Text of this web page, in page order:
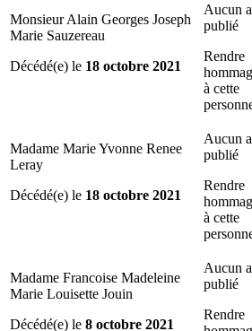
Monsieur Alain Georges Joseph
Marie Sauzereau
Décédé(e) le 18 octobre 2021
Aucun
publié
Rendre
à cette
Madame Marie Yvonne Renee
Leray
Décédé(e) le 18 octobre 2021
Aucun
publié
Rendre
à cette
Madame Francoise Madeleine
Marie Louisette Jouin
Décédé(e) le 8 octobre 2021
Aucun
publié
Rendre